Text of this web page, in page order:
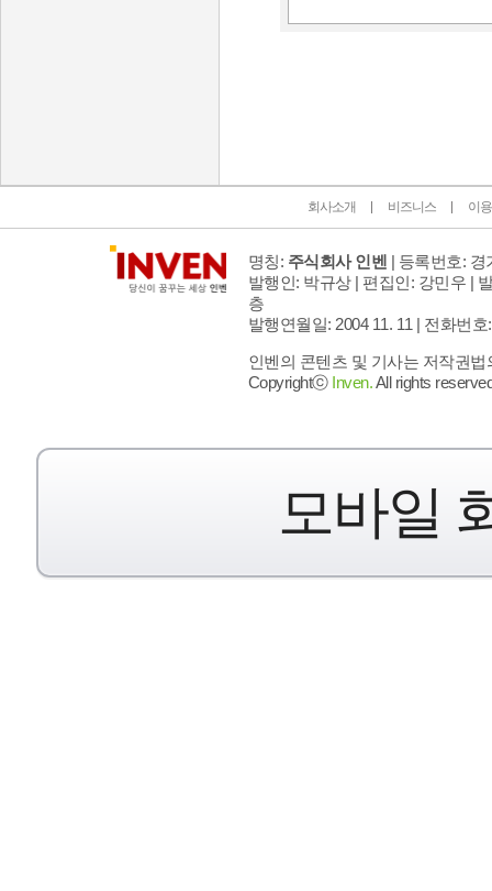
회사소개 비즈니스 이
명칭: 주식회사 인벤 | 등록번호: 경
발행인: 박규상 | 편집인: 강민우 |
층
발행연월일: 2004 11. 11 | 전화번호
인벤의 콘텐츠 및 기사는 저작권
Copyrightⓒ Inven.All rights
모바일